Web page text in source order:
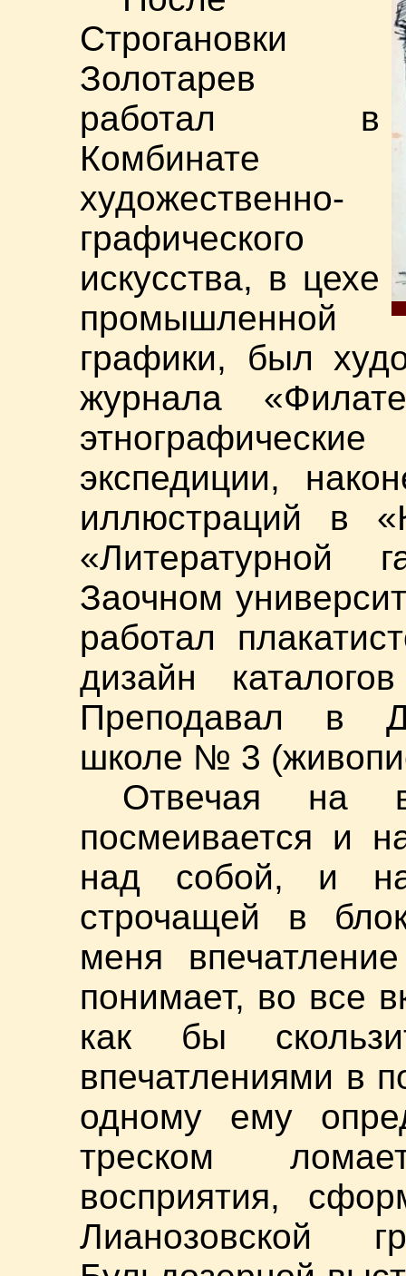
Строгановки
Золотарев
работал в
Комбинате
художественно-
графического
искусства, в цехе
промышленной
графики, был
журнала
экспедиции,
иллюстраций в
«Литературной
Заочном
работал
дизайн
Преподавал в
школе № 3
Отвечая на
посмеивается и
над собой, и
строчащей в
меня
понимает, во все
как бы
впечатлениями в
одному ему
треском
восприятия,
Лианозовской